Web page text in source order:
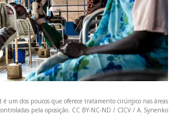
um dos poucos que oferece tratamento cirúrgico nas áreas
pela oposição. CC BY-NC-ND / CICV / A. Synenko